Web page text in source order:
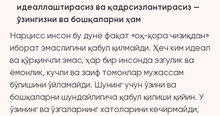
идеаллаштирасиз ва қадрсизлантирасиз —
ўзингизни ва бошқаларни ҳам
Нарцисс инсон бу дунё фақат «оқ-қора чизиқдан»
иборат эмаслигини қабул қилмайди. Ҳеч ким идеал
ва қўрқинчли эмас, ҳар бир инсонда эзгулик ва
ёмонлик, кучли ва заиф томонлар мужассам
бўлишини ўйламайди. Шунинг учун ўзини ва
бошқаларни шундайлигича қабул қилиши қийин. У
ўзининг ва ўзгаларнинг хатоларини кечирмайди,